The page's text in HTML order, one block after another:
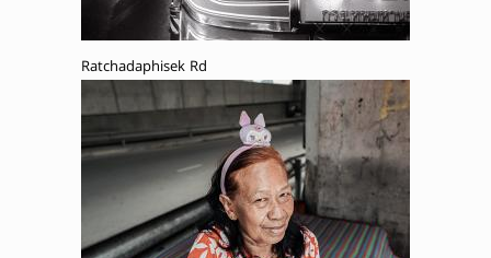
Ratchadaphisek Rd